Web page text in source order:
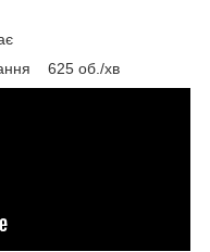
625 об./хв